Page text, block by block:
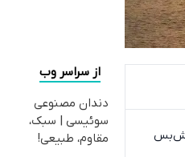
از سراسر وب
دندان مصنوعی
سوئیسی | سبک،
مقاوم، طبیعی!